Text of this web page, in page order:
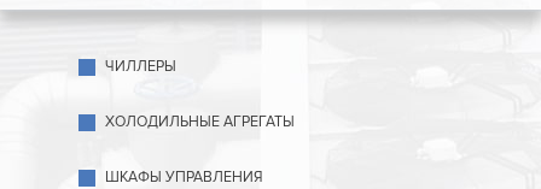
ЧИЛЛЕРЫ
ХОЛОДИЛЬНЫЕ АГРЕГАТЫ
ШКАФЫ УПРАВЛЕНИЯ